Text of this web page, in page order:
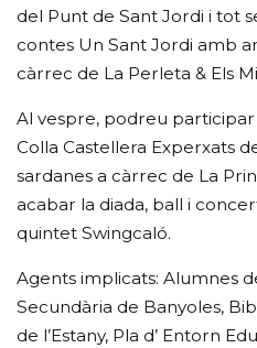
del Punt de Sant Jordi i tot
contes Un Sant Jordi amb
càrrec de La Perleta & Els
Al vespre, podreu
Colla Castellera Experxats
sardanes a càrrec de La
acabar la diada, ball i
quintet Swingcaló.
Agents implicats: Alumnes
Secundària de Banyoles,
de l’Estany, Pla d’ Entorn